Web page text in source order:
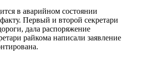
в аварийном состоянии
Первый и второй секретари
дала распоряжение
райкома написали заявление